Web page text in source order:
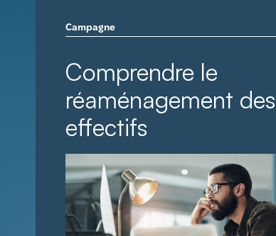
Campagne
Comprendre le
réaménagement des
effectifs